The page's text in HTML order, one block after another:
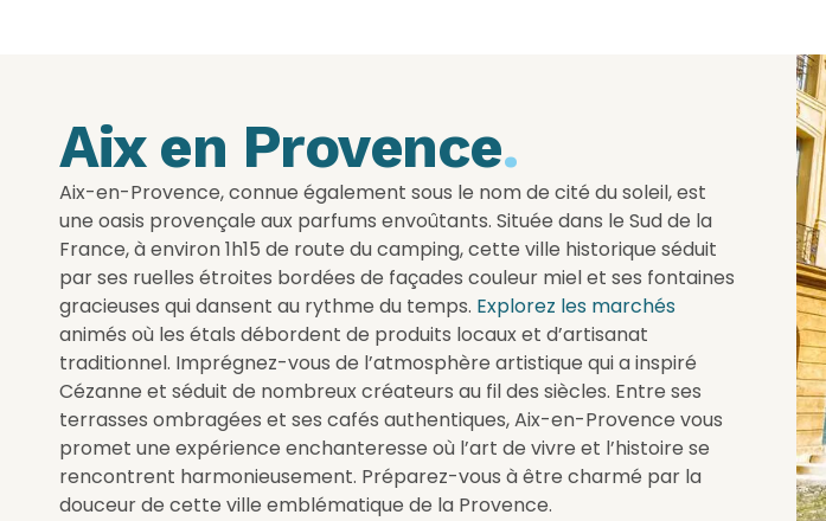
Aix en Provence.
Aix-en-Provence, connue également sous le nom de cité du soleil, est
une oasis provençale aux parfums envoûtants. Située dans le Sud de la
France, à environ 1h15 de route du camping, cette ville historique séduit
par ses ruelles étroites bordées de façades couleur miel et ses fontaines
gracieuses qui dansent au rythme du temps. Explorez les marchés
animés où les étals débordent de produits locaux et d’artisanat
traditionnel. Imprégnez-vous de l’atmosphère artistique qui a inspiré
Cézanne et séduit de nombreux créateurs au fil des siècles. Entre ses
terrasses ombragées et ses cafés authentiques, Aix-en-Provence vous
promet une expérience enchanteresse où l’art de vivre et l’histoire se
rencontrent harmonieusement. Préparez-vous à être charmé par la
douceur de cette ville emblématique de la Provence.